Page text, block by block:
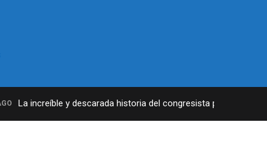
La increíble y descarada historia del congresista por NY George